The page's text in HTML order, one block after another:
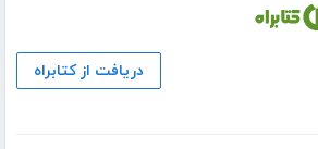
دریافت از کتابراه